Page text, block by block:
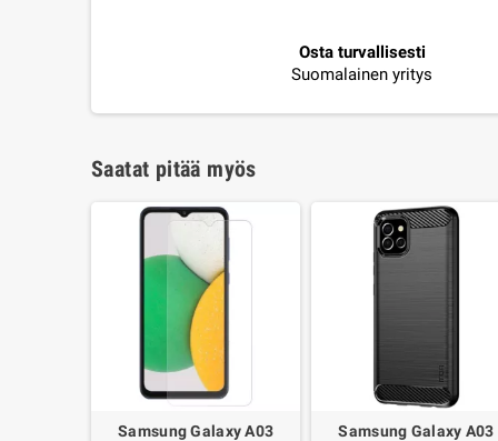
Osta turvallisesti
Suomalainen yritys
Saatat pitää myös
Samsung Galaxy A03
Samsung Galaxy A03